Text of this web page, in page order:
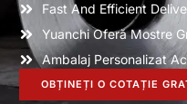
Fast And Efficient
Yuanchi Oferă Mostre
Ambalaj Personalizat
OBȚINEȚI O COTAȚIE